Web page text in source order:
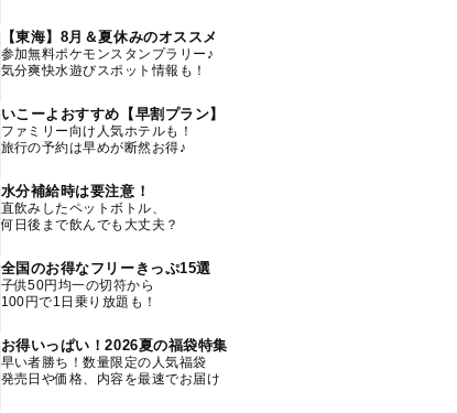
【東海】8月＆夏休みのオススメ
参加無料ポケモンスタンプラリー♪
気分爽快水遊びスポット情報も！
いこーよおすすめ【早割プラン】
ファミリー向け人気ホテルも！
旅行の予約は早めが断然お得♪
水分補給時は要注意！
直飲みしたペットボトル、
何日後まで飲んでも大丈夫？
全国のお得なフリーきっぷ15選
子供50円均一の切符から
100円で1日乗り放題も！
お得いっぱい！2026夏の福袋特集
早い者勝ち！数量限定の人気福袋
発売日や価格、内容を最速でお届け